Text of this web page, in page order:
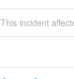
This incident